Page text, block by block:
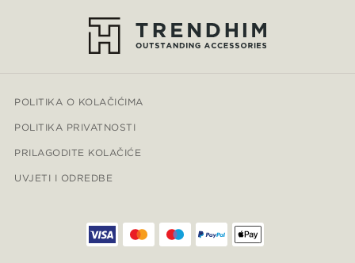
POLITIKA O KOLAČIĆIMA
POLITIKA PRIVATNOSTI
PRILAGODITE KOLAČIĆE
UVJETI I ODREDBE